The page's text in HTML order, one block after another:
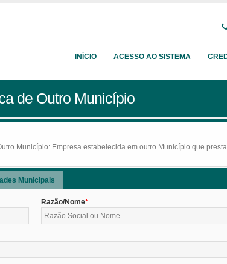
INÍCIO ACESSO AO SISTEMA
de Outro Município
Município: Empresa estabelecida em outro Município que
Municipais
Razão/Nome